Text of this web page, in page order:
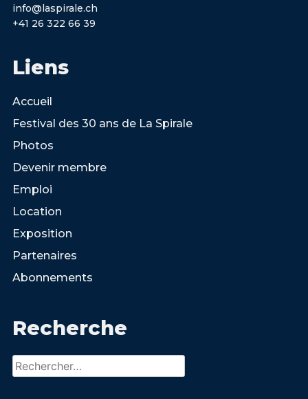
info@laspirale.ch
+41 26 322 66 39
Liens
Accueil
Festival des 30 ans de La Spirale
Photos
Devenir membre
Emploi
Location
Exposition
Partenaires
Abonnements
Recherche
Rechercher :